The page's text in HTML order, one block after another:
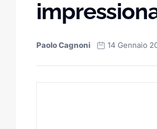
Paolo Cagnoni 14 Gennaio